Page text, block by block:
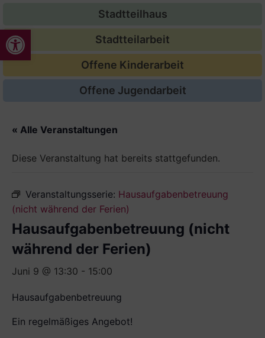
Werkzeugleiste öffnen
Stadtteilhaus
Stadtteilarbeit
Offene Kinderarbeit
Offene Jugendarbeit
« Alle Veranstaltungen
Diese Veranstaltung hat bereits stattgefunden.
Veranstaltungsserie: Hausaufgabenbetreuung
(nicht während der Ferien)
Hausaufgabenbetreuung (nicht
während der Ferien)
Juni 9 @ 13:30 - 15:00
Hausaufgabenbetreuung
Ein regelmäßiges Angebot!